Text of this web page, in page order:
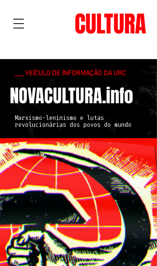
CULTURA
___ VEÍCULO DE INFORMAÇÃO DA URC
NOVACULTURA.info
Marxismo-leninismo e lutas
revolucionárias dos povos do mundo